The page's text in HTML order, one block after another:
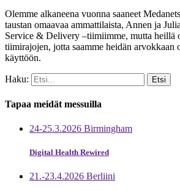
Olemme alkaneena vuonna saaneet
taustan omaavaa ammattilaista, Annen ja
Service & Delivery –tiimiimme, mutta heillä
tiimirajojen, jotta saamme heidän arvokkaan
käyttöön.
Haku:
Tapaa meidät messuilla
24-25.3.2026 Birmingham
Digital Health Rewired
21.-23.4.2026 Berliini